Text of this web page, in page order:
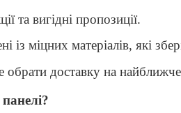
та вигідні пропозиції.
із міцних матеріалів, які
обрати доставку на